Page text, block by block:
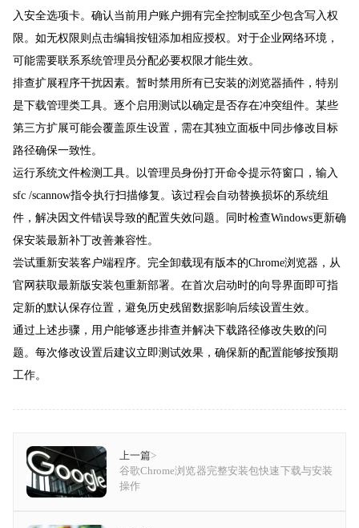
入安全选项卡。确认当前用户账户拥有完全控制或至少包含写入权
限。如无权限则点击编辑按钮添加相应授权。对于企业网络环境，
可能需要联系系统管理员分配必要权限才能生效。
排查扩展程序干扰因素。暂时禁用所有已安装的浏览器插件，特别
是下载管理类工具。逐个启用测试以确定是否存在冲突组件。某些
第三方扩展可能会覆盖原生设置，需在其独立面板中同步修改目标
路径确保一致性。
运行系统文件检测工具。以管理员身份打开命令提示符窗口，输入
sfc /scannow指令执行扫描修复。该过程会自动替换损坏的系统组
件，解决因文件错误导致的配置失效问题。同时检查Windows更新确
保安装最新补丁改善兼容性。
尝试重新安装客户端程序。完全卸载现有版本的Chrome浏览器，从
官网获取最新版安装包重新部署。在首次启动时的向导界面即可指
定新的默认保存位置，避免历史残留数据影响后续设置生效。
通过上述步骤，用户能够逐步排查并解决下载路径修改失败的问
题。每次修改设置后建议立即测试效果，确保新的配置能够按预期
工作。
上一篇>
谷歌Chrome浏览器完整安装包快速下载与安装
操作